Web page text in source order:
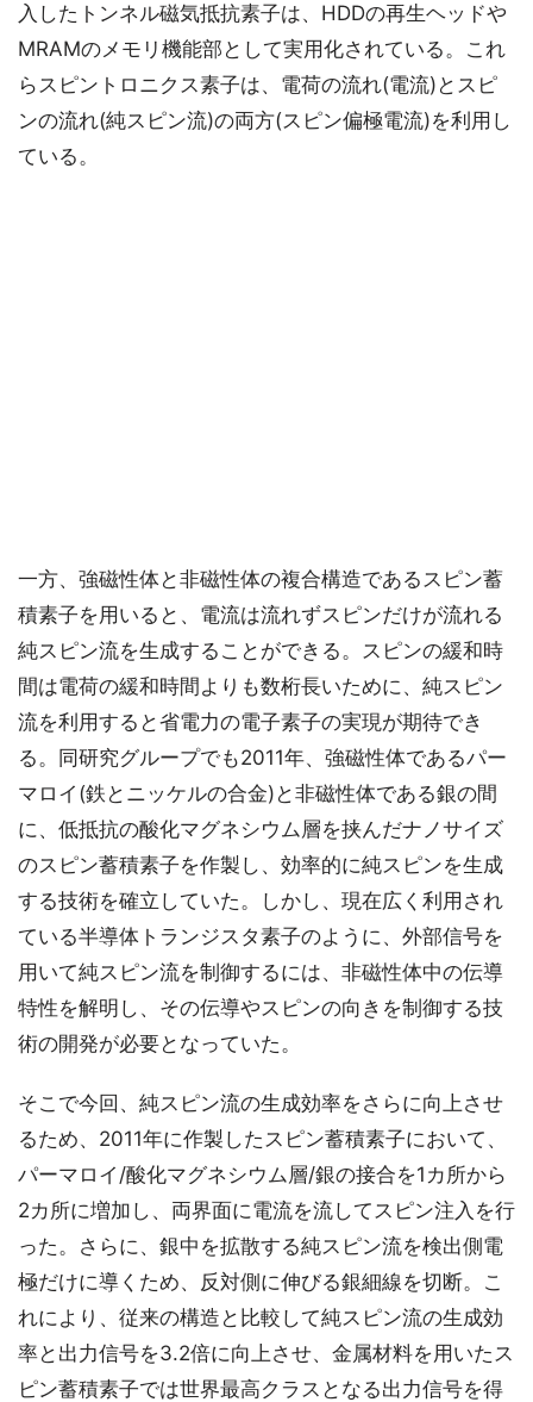
入したトンネル磁気抵抗素子は、HDDの再生ヘッドや
MRAMのメモリ機能部として実用化されている。これ
らスピントロニクス素子は、電荷の流れ(電流)とスピ
ンの流れ(純スピン流)の両方(スピン偏極電流)を利用し
ている。
一方、強磁性体と非磁性体の複合構造であるスピン蓄
積素子を用いると、電流は流れずスピンだけが流れる
純スピン流を生成することができる。スピンの緩和時
間は電荷の緩和時間よりも数桁長いために、純スピン
流を利用すると省電力の電子素子の実現が期待でき
る。同研究グループでも2011年、強磁性体であるパー
マロイ(鉄とニッケルの合金)と非磁性体である銀の間
に、低抵抗の酸化マグネシウム層を挟んだナノサイズ
のスピン蓄積素子を作製し、効率的に純スピンを生成
する技術を確立していた。しかし、現在広く利用され
ている半導体トランジスタ素子のように、外部信号を
用いて純スピン流を制御するには、非磁性体中の伝導
特性を解明し、その伝導やスピンの向きを制御する技
術の開発が必要となっていた。
そこで今回、純スピン流の生成効率をさらに向上させ
るため、2011年に作製したスピン蓄積素子において、
パーマロイ/酸化マグネシウム層/銀の接合を1カ所から
2カ所に増加し、両界面に電流を流してスピン注入を行
った。さらに、銀中を拡散する純スピン流を検出側電
極だけに導くため、反対側に伸びる銀細線を切断。こ
れにより、従来の構造と比較して純スピン流の生成効
率と出力信号を3.2倍に向上させ、金属材料を用いたス
ピン蓄積素子では世界最高クラスとなる出力信号を得